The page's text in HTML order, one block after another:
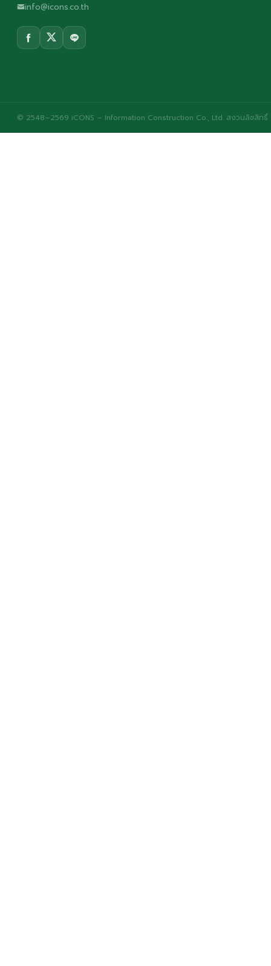
info@icons.co.th
© 2548–2569 iCONS – Information Construction Co., Ltd. สงวนลิขสิทธิ์